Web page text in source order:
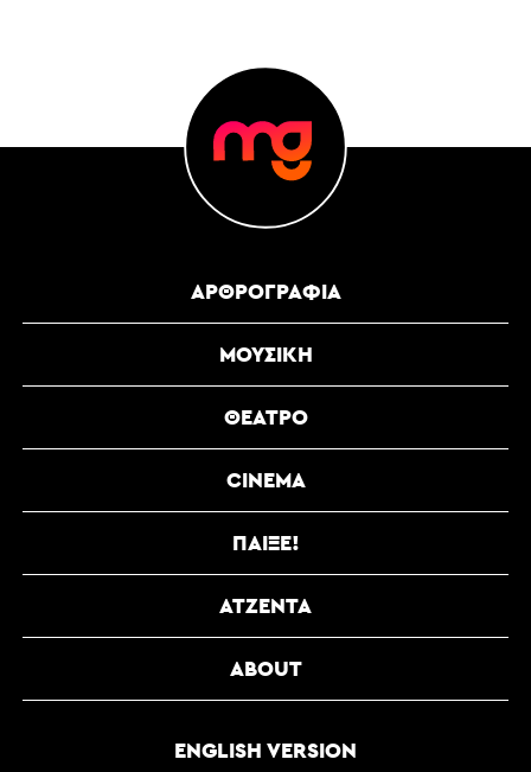
ΑΡΘΡΟΓΡΑΦΊΑ
ΜΟΥΣΙΚΉ
ΘΈΑΤΡΟ
CINEMA
ΠΑΊΞΕ!
ΑΤΖΈΝΤΑ
ABOUT
ENGLISH VERSION